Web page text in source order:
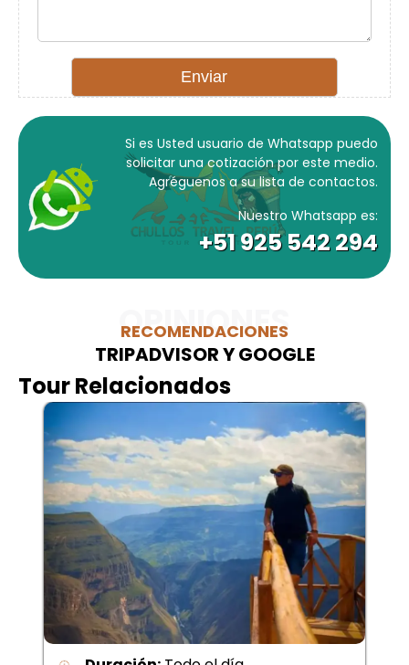
Si es Usted usuario de Whatsapp puedo
solicitar una cotización por este medio.
Agréguenos a su lista de contactos.
Nuestro Whatsapp es:
+51 925 542 294
OPINIONES
RECOMENDACIONES
TRIPADVISOR Y GOOGLE
Tour Relacionados